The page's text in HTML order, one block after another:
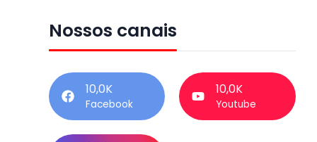
Nossos canais
10,0K
Facebook
10,0K
Youtube